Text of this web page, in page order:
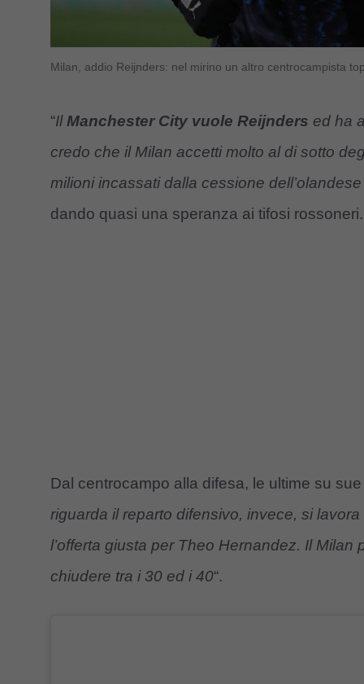
Milan, addio Reijnders: nel mirino un altro centrocampista
“IlManchester City vuole Reijnders ed ha
credo che il Milan accetti molto al di sotto
milioni incassati dalla cessione
dando quasi una speranza ai tifosi rossoneri.
Dal centrocampo alla difesa, le ultime su
riguarda il reparto difensivo, invece, si lavora
l’offerta giusta per Theo Hernandez. Il
chiudere tra i 30 ed i 40“.